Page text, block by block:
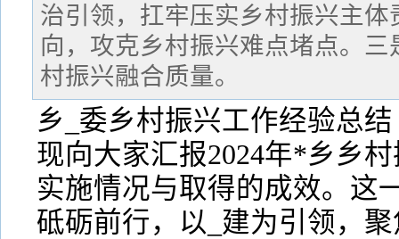
治引领，扛牢压实乡村振兴主
向，攻克乡村振兴难点堵点。
村振兴融合质量。
乡_委乡村振兴工作经验总结
现向大家汇报2024年*乡乡
实施情况与取得的成效。这
砥砺前行，以_建为引领，